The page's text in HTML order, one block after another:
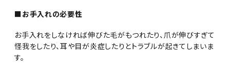
■お手入れの必要性
お手入れをしなければ伸びた毛がもつれたり、爪が伸びすぎて
怪我をしたり、耳や目が炎症したりとトラブルが起きてしまいま
す。